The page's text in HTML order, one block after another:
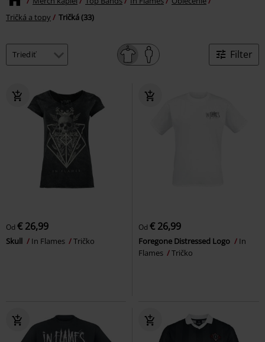
Tričká a topy
Tričká (33)
Filter
Od € 26,99
Skull In Flames Tričko
Od € 26,99
Foregone Distressed Logo
In
Flames
Tričko